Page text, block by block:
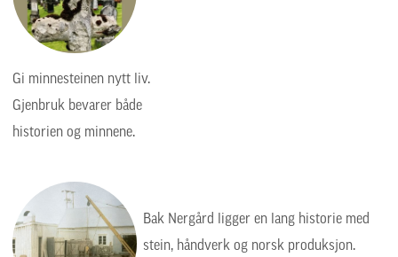
Gi minnesteinen nytt liv.
Gjenbruk bevarer både
historien og minnene.
Bak Nergård ligger en lang historie med
stein, håndverk og norsk produksjon.